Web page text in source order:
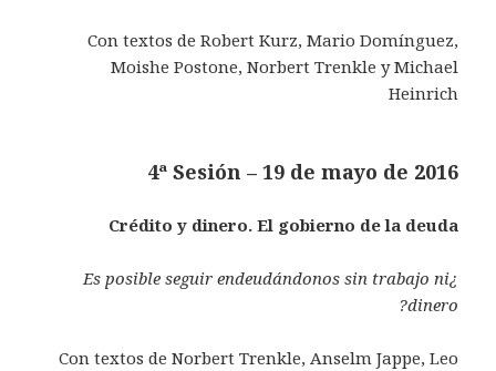
Con textos de Robert Kurz, Mario Domínguez,
Moishe Postone, Norbert Trenkle y Michael
Heinrich
4ª Sesión – 19 de mayo de 2016
Crédito y dinero. El gobierno de la deuda
¿Es posible seguir endeudándonos sin trabajo ni
dinero?
Con textos de Norbert Trenkle, Anselm Jappe, Leo